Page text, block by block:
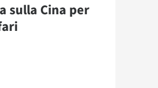
sulla Cina per